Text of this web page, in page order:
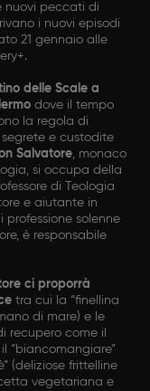
nuovi peccati di
i nuovi episodi
21 gennaio alle
delle Scale a
dove il tempo
la regola di
e custodite
Salvatore, monaco
si occupa della
di Teologia
e aiutante in
professione solenne
è responsabile
ci proporrà
tra cui la “finellina
di mare) e le
recupero come il
“biancomangiare”
(deliziose frittelline
vegetariana e